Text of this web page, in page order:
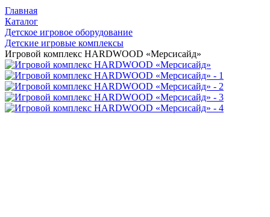
Главная
Каталог
Детское игровое оборудование
Детские игровые комплексы
Игровой комплекс HARDWOOD «Мерсисайд»